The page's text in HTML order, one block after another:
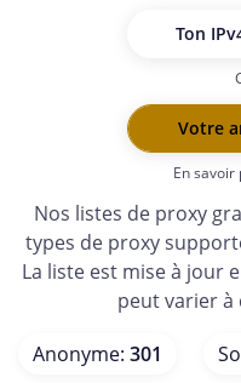
Ton IP
Votre
En
Nos listes de proxy
types de proxy
La liste est mise à jour
peut varier
Anonyme: 301